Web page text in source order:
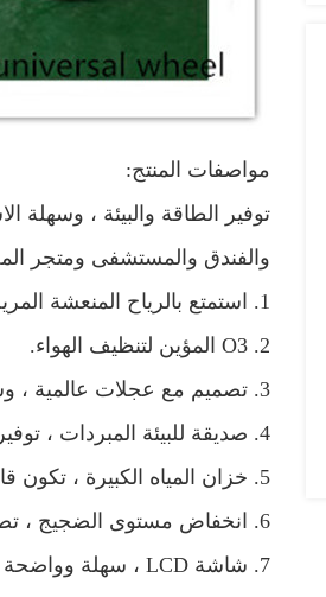
مواصفات المنتج:
توفير الطاقة والبيئة ،
والفندق والمستشفى ومتجر
1. استمتع بالرياح المنعشة المريحة مثل نسيم البحر.
2. O3 المؤين لتنظيف الهواء.
3. تصميم مع عجلات عالمية ، وسهلة للتحرك في أي مكان.
4. صديقة للبيئة المبردات ، توفير الطاقة.
5. خزان المياه الكبيرة ، تكون قادرة على إزالة مريح.
6. انخفاض مستوى الضجيج ، تصميم مضغوط انخفاض الوزن لتوفير مساحة.
7. شاشة LCD ، سهلة وواضحة للعمل.